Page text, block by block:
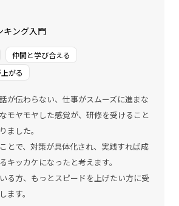
キング入門
仲間と学び合える
がる
が伝わらない、仕事がスムーズに進まな
モヤモヤした感覚が、研修を受けること
ました。
とで、対策が具体化され、実践すれば成
キッカケになったと考えます。
る方、もっとスピードを上げたい方に受
ます。